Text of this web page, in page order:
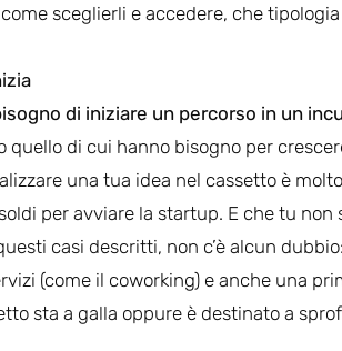
sceglierli e accedere, che
di iniziare un percorso in un
di cui hanno bisogno per
una tua idea nel cassetto è
per avviare la startup. E che tu
casi descritti, non c’è alcun
(come il coworking) e anche una
sta a galla oppure è destinato a